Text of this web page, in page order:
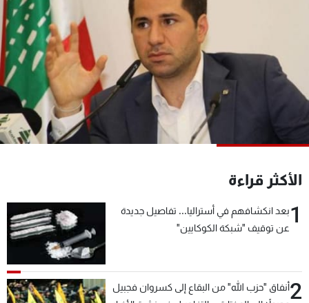
الأكثر قراءة
1بعد انكشافهم في أستراليا... تفاصيل جديدة
عن توقيف "شبكة الكوكايين"
2أنفاق "حزب الله" من البقاع إلى كسروان فجبيل
البرامج
جدول البرامج
شاهد البرامج
الترددات
لاعلاناتكم